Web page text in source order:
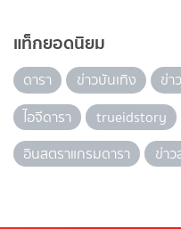
แท็กยอดนิยม
ดารา ข่าวบันเทิง ข่า
ไอจีดารา
trueidstory
อินสตราแกรมดารา
ข่า